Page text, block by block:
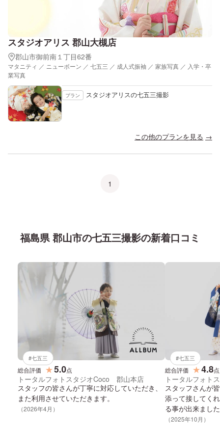
スタジオアリス 郡山大槻店
郡山市御前南１丁目62番
マタニティ ／ ニューボーン ／ 七五三 ／ 成人式振袖 ／ 家族写真 ／ 入学・卒
業写真
プラン スタジオアリスの七五三撮影
この他のプランを見る
1
福島県 郡山市の七五三撮影の新着口コミ
#七五三
総合評価 ★5.0点
トータルフォトスタジオCoco 郡山本店
スタッフの皆さんが丁寧に対応していただき、
また利用させていただきます。
（2026年4月）
#七五三
総合評価 ★4.8点
トータルフォト
スタッフさんが
添って接してく
る事が出来まし
らえて娘も嬉し
（2025年10月）